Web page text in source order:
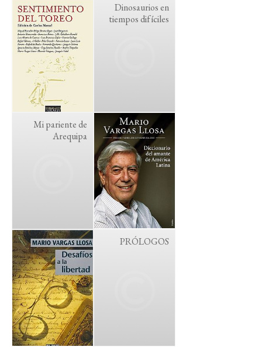
Dinosaurios en
tiempos difíciles
Mi pariente de
Arequipa
PRÓLOGOS